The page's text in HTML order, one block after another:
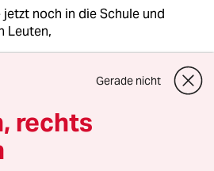
jetzt noch in die Schule und
Leuten,
Gerade nicht
rechts